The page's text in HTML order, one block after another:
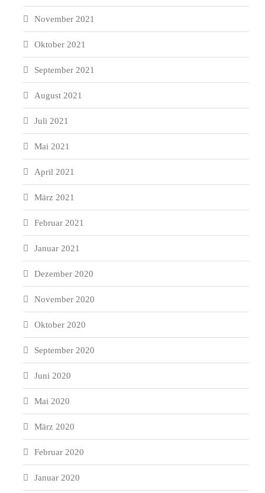
November 2021
Oktober 2021
September 2021
August 2021
Juli 2021
Mai 2021
April 2021
März 2021
Februar 2021
Januar 2021
Dezember 2020
November 2020
Oktober 2020
September 2020
Juni 2020
Mai 2020
März 2020
Februar 2020
Januar 2020